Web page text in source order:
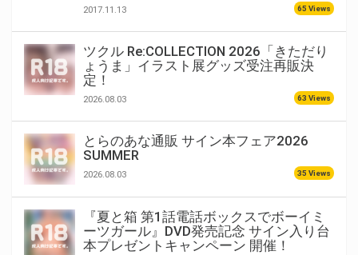
2017.11.13 65 Views
ツクル Re:COLLECTION 2026「きただり
ょうま」イラスト展グッズ受注再販決
定！
2026.08.03 63 Views
とらのあな通販 サイン本フェア2026
SUMMER
2026.08.03 35 Views
『夏と箱 第1話電話ボックスでボーイミ
ーツガール』DVD発売記念 サイン入り台
本プレゼントキャンペーン 開催！